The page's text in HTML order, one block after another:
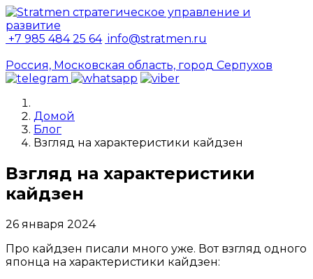
+7 985 484 25 64 info@stratmen.ru
Россия, Московская область, город Серпухов
Домой
Блог
Взгляд на характеристики кайдзен
Взгляд на характеристики
кайдзен
26 января 2024
Про кайдзен писали много уже. Вот взгляд одного
японца на характеристики кайдзен: